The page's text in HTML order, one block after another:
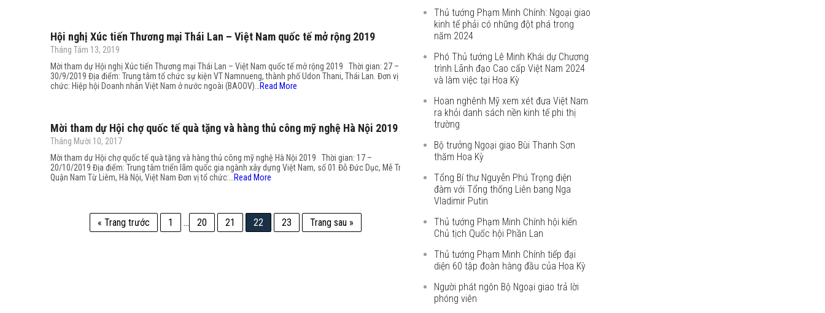
Hội nghị Xúc tiến Thương mại Thái Lan – Việt Nam quốc tế mở rộng 2019
Tháng Tám 13, 2019
Mời tham dự Hội nghị Xúc tiến Thương mại Thái Lan – Việt Nam quốc tế mở rộng 2019 Thời gian: 27 –
30/9/2019 Địa điểm: Trung tâm tổ chức sự kiện VT Namnueng, thành phố Udon Thani, Thái Lan. Đơn vị tổ
chức: Hiệp hội Doanh nhân Việt Nam ở nước ngoài (BAOOV)…
Read More
Mời tham dự Hội chợ quốc tế quà tặng và hàng thủ công mỹ nghệ Hà Nội 2019
Tháng Mười 10, 2017
Mời tham dự Hội chợ quốc tế quà tặng và hàng thủ công mỹ nghệ Hà Nội 2019 Thời gian: 17 –
20/10/2019 Địa điểm: Trung tâm triển lãm quốc gia ngành xây dựng Việt Nam, số 01 Đỗ Đức Dục, Mễ Trì,
Quận Nam Từ Liêm, Hà Nội, Việt Nam Đơn vị tổ chức:…
Read More
« Trang trước 1 … 20 21 22 23 Trang sau »
Thủ tướng Phạm Minh Chính: Ngoại giao
kinh tế phải có những đột phá trong
năm 2024
Phó Thủ tướng Lê Minh Khái dự Chương
trình Lãnh đạo Cao cấp Việt Nam 2024
và làm việc tại Hoa Kỳ
Hoan nghênh Mỹ xem xét đưa Việt Nam
ra khỏi danh sách nền kinh tế phi thị
trường
Bộ trưởng Ngoại giao Bùi Thanh Sơn
thăm Hoa Kỳ
Tổng Bí thư Nguyễn Phú Trọng điện
đàm với Tổng thống Liên bang Nga
Vladimir Putin
Thủ tướng Phạm Minh Chính hội kiến
Chủ tịch Quốc hội Phần Lan
Thủ tướng Phạm Minh Chính tiếp đại
diện 60 tập đoàn hàng đầu của Hoa Kỳ
Người phát ngôn Bộ Ngoại giao trả lời
phóng viên